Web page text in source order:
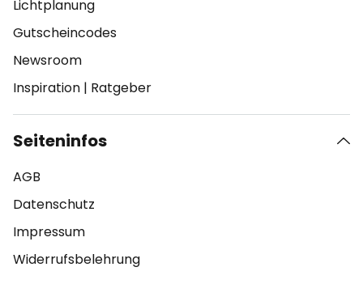
Lichtplanung
Gutscheincodes
Newsroom
Inspiration | Ratgeber
Seiteninfos
AGB
Datenschutz
Impressum
Widerrufsbelehrung